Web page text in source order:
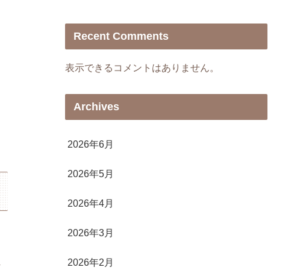
Recent Comments
表示できるコメントはありません。
Archives
2026年6月
2026年5月
2026年4月
2026年3月
2026年2月